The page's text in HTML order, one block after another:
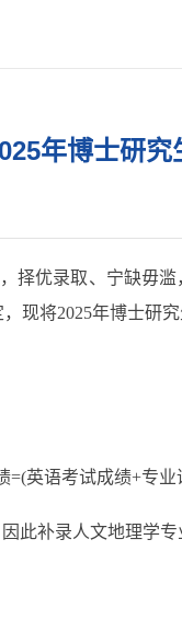
年博士研究
录取、宁缺毋滥
现将2025年博士研究
英语考试成绩+专业
补录人文地理学专